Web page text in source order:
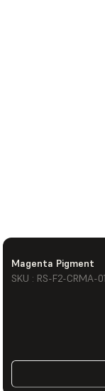
Magenta Pigment
SKU : RS-F2-CRMA-01